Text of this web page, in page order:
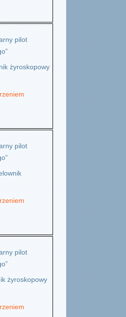
pilot
żyroskopowy
pilot
pilot
żyroskopowy